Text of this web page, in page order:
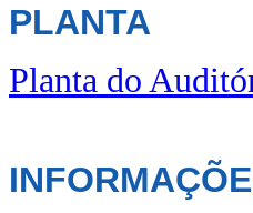
PLANTA
Planta do